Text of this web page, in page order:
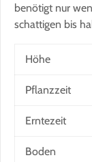
benötigt nur
schattigen bis
Höhe
Pflanzzeit
Erntezeit
Boden